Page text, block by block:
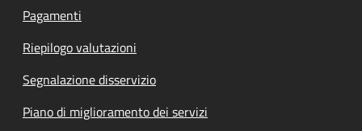
Pagamenti
Riepilogo valutazioni
Segnalazione disservizio
Piano di miglioramento dei servizi